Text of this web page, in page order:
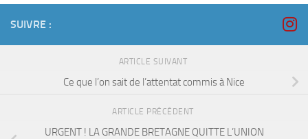
SUIVRE :
ARTICLE SUIVANT
Ce que l’on sait de l’attentat commis à Nice
ARTICLE PRÉCÉDENT
URGENT ! LA GRANDE BRETAGNE QUITTE L’UNION